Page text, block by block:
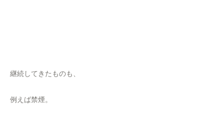
継続してきたものも、
例えば禁煙。